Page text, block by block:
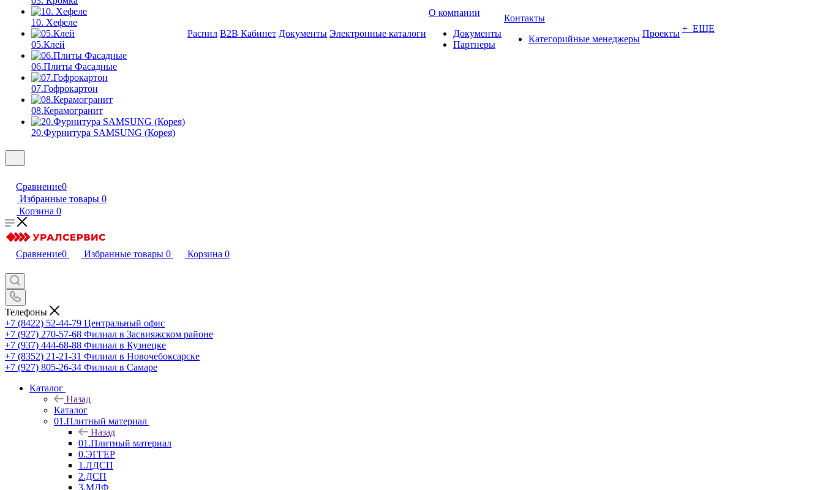
10. Хефеле
05.Клей
06.Плиты Фасадные
07.Гофрокартон
08.Керамогранит
20.Фурнитура SAMSUNG (Корея)
Распил B2B Кабинет Документы Электронные каталоги
О компании
Документы
Партнеры
Контакты
Категорийные менеджеры
Проекты + ЕЩЕ
Сравнение0
Избранные товары 0
Корзина 0
Сравнение0 Избранные товары 0 Корзина 0
Телефоны
+7 (8422) 52-44-79 Центральный офис
+7 (927) 270-57-68 Филиал в Засвияжском районе
+7 (937) 444-68-88 Филиал в Кузнецке
+7 (8352) 21-21-31 Филиал в Новочебоксарске
+7 (927) 805-26-34 Филиал в Самаре
Каталог
Назад
Каталог
01.Плитный материал
Назад
01.Плитный материал
0.ЭГГЕР
1.ЛДСП
2.ДСП
3.МДФ